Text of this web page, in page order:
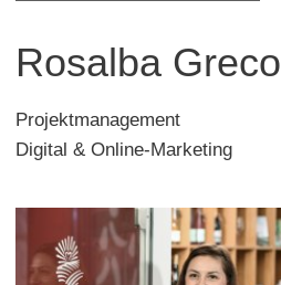
Rosalba Greco
Projektmanagement
Digital & Online-Marketing